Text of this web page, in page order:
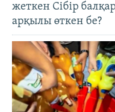
жеткен Сібір
арқылы өткен бе?